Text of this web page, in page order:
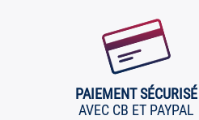
PAIEMENT SÉCURISÉ
AVEC CB ET PAYPAL